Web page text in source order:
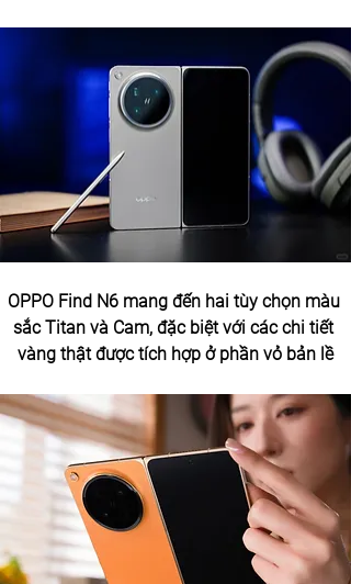
OPPO Find N6 mang đến hai tùy chọn màu
sắc Titan và Cam, đặc biệt với các chi tiết
vàng thật được tích hợp ở phần vỏ bản lề